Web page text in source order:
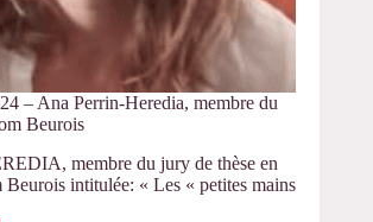
– Ana Perrin-Heredia, membre du
Beurois
membre du jury de thèse en
Beurois intitulée: « Les « petites mains